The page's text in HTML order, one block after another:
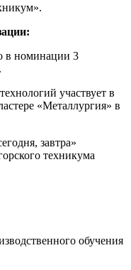
в номинации 3
участвует в
«Металлургия» в
завтра»
техникума
обучения